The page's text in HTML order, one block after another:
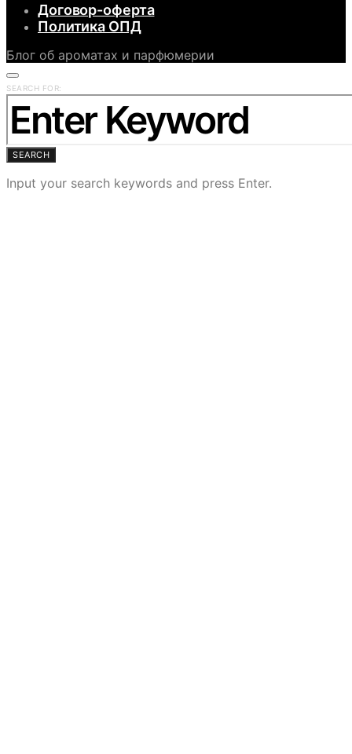
Договор-оферта
Политика ОПД
Блог об ароматах и парфюмерии
SEARCH FOR:
SEARCH
Input your search keywords and press Enter.